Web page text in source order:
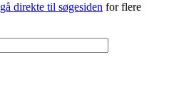
gå direkte til søgesiden for flere